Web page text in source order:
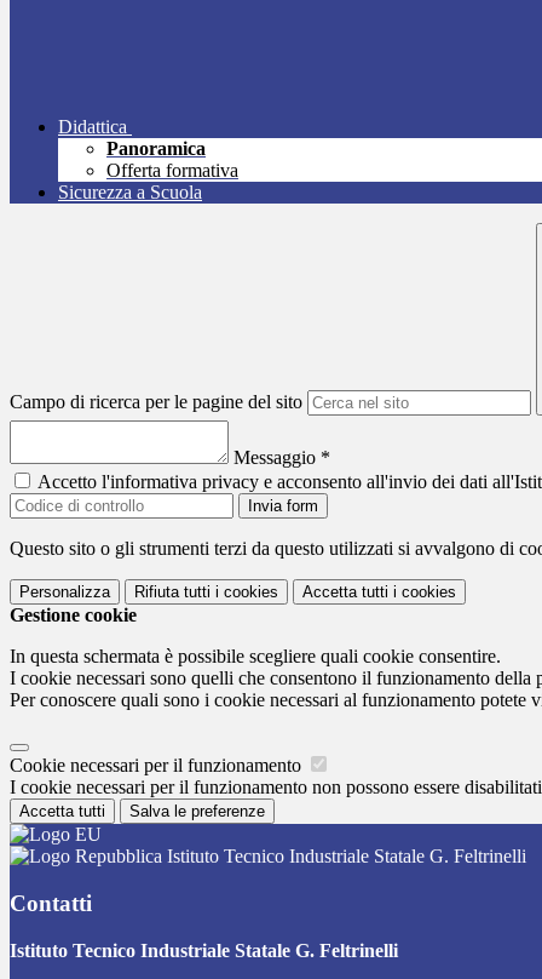
Didattica
Panoramica
Offerta formativa
Sicurezza a Scuola
Campo di ricerca per le pagine del sito
Messaggio *
Accetto l'informativa privacy e acconsento all'invio dei dati
Invia form
Questo sito o gli strumenti terzi da questo utilizzati si avvalgono di
Personalizza Rifiuta tutti i cookies Accetta tutti i cookies
Gestione cookie
In questa schermata è possibile scegliere quali cookie consentire.
I cookie necessari sono quelli che consentono il funzionamento
Per conoscere quali sono i cookie necessari al funzionamento potete
Cookie necessari per il funzionamento
I cookie necessari per il funzionamento non possono essere
Accetta tutti Salva le preferenze
Istituto Tecnico Industriale Statale G. Feltrinelli
Contatti
Istituto Tecnico Industriale Statale G. Feltrinelli